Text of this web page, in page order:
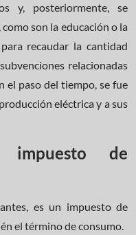
y, posteriormente, se
son la educación o la
recaudar la cantidad
relacionadas
el paso del tiempo, se fue
eléctrica y a sus
impuesto de
es un impuesto de
el término de consumo.